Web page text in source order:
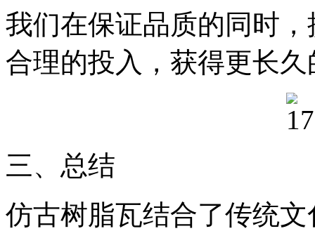
我们在保证品质的同时
合理的投入，获得更长
三、总结
仿古树脂瓦结合了传统